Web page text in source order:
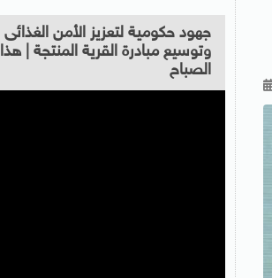
جهود حكومية لتعزيز الأمن الغذائى
وتوسيع مبادرة القرية المنتجة | هذا
الصباح